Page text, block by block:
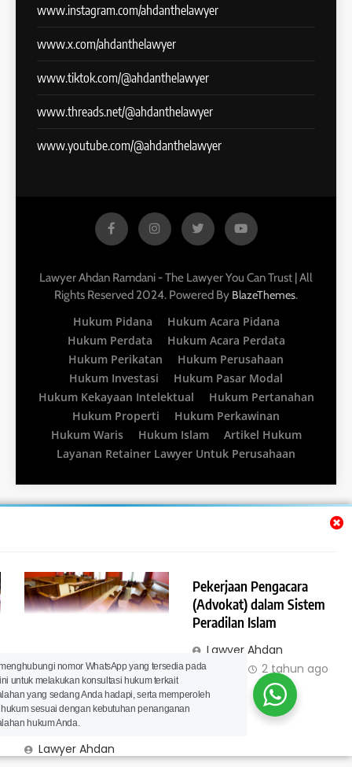
Peradilan Islam (Al
Qadha’) Berdasarkan
Kitab Taisirul ‘Allam
Syarh ‘Umdatul Ahkam
Lawyer Ahdan
Pekerjaan Pengacara
(Advokat) dalam Sistem
Peradilan Islam
Lawyer Ahdan
Ramdani
2 tahun ago
www.instagram.com/ahdanthelawyer
www.x.com/ahdanthelawyer
www.tiktok.com/@ahdanthelawyer
www.threads.net/@ahdanthelawyer
www.youtube.com/@ahdanthelawyer
Lawyer Ahdan Ramdani - The Lawyer You Can Trust | All
Rights Reserved 2024. Powered By BlazeThemes.
Hukum Pidana
Hukum Acara Pidana
Hukum Perdata
Hukum Acara Perdata
Hukum Perikatan
Hukum Perusahaan
Hukum Investasi
Hukum Pasar Modal
Hukum Kekayaan Intelektual
Hukum Pertanahan
Hukum Properti
Hukum Perkawinan
Hukum Waris
Hukum Islam
Artikel Hukum
Layanan Retainer Lawyer Untuk Perusahaan
nomor WhatsApp yang tersedia pada
untuk melakukan konsultasi hukum terkait
yang sedang Anda hadapi, serta memperoleh
sesuai dengan kebutuhan penanganan
hukum Anda.